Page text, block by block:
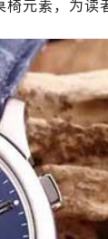
元素，为读